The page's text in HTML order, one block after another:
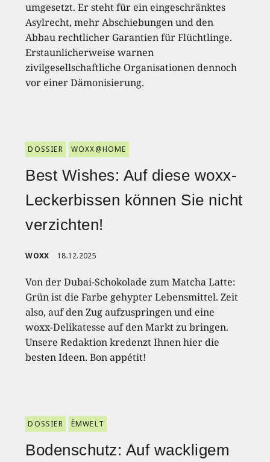
umgesetzt. Er steht für ein eingeschränktes
Asylrecht, mehr Abschiebungen und den
Abbau rechtlicher Garantien für Flüchtlinge.
Erstaunlicherweise warnen
zivilgesellschaftliche Organisationen dennoch
vor einer Dämonisierung.
DOSSIER WOXX@HOME
Best Wishes: Auf diese woxx-
Leckerbissen können Sie nicht
verzichten!
WOXX 18.12.2025
Von der Dubai-Schokolade zum Matcha Latte:
Grün ist die Farbe gehypter Lebensmittel. Zeit
also, auf den Zug aufzuspringen und eine
woxx-Delikatesse auf den Markt zu bringen.
Unsere Redaktion kredenzt Ihnen hier die
besten Ideen. Bon appétit!
DOSSIER ËMWELT
Bodenschutz: Auf wackligem